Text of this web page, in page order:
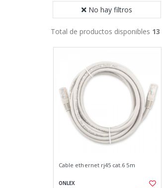
No hay filtros
Total de productos disponibles 13
Cable ethernet rj45 cat.6 5m
ONLEX